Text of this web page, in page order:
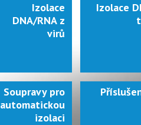
Izolace
DNA/RNA z
virů
Izolace
Soupravy pro
automatickou
izolaci